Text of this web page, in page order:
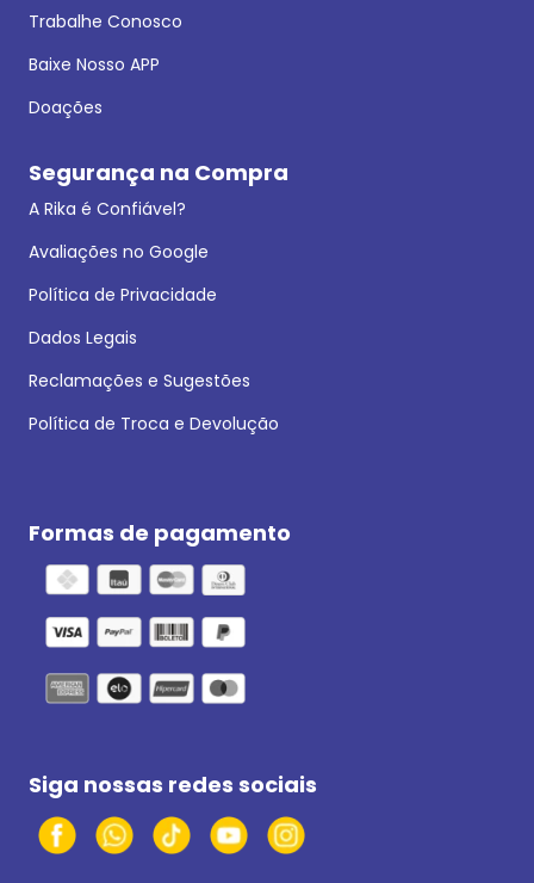
Trabalhe Conosco
Baixe Nosso APP
Doações
Segurança na Compra
A Rika é Confiável?
Avaliações no Google
Política de Privacidade
Dados Legais
Reclamações e Sugestões
Política de Troca e Devolução
Formas de pagamento
Siga nossas redes sociais